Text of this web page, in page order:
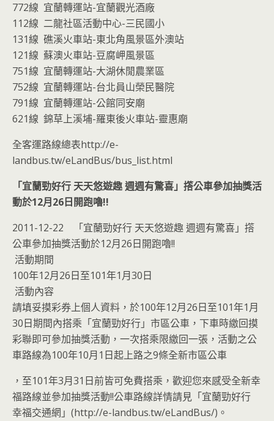
772線 宜蘭轉運站-宜蘭觀光酒廠
112線 二龍社區活動中心-三民國小
131線 礁溪火車站-東北角風景區外澳站
121線 蘇澳火車站-豆腐岬風景區
751線 宜蘭轉運站-大湖休閒農業區
752線 宜蘭轉運站-台北員山榮民醫院
791線 宜蘭轉運站-公館同安廟
621線 錦草上溪埔-羅東後火車站-靈惠廟
全客運路線總表http://e-
landbus.tw/eLandBus/bus_list.html
「宜蘭勁好行 天天悠遊趣 週週有驚喜」撘公車參加抽獎活
動於12月26日開跑嚕!!
2011-12-22 「宜蘭勁好行 天天悠遊趣 週週有驚喜」撘
公車參加抽獎活動於12月26日開跑嚕!!
活動期間
100年12月26日至101年1月30日
活動內容
請填妥摸彩券上個人資料，於100年12月26日至101年1月
30日期間內搭乘「宜蘭勁好行」市區公車，下車時繳回摸
彩聯即可參加抽獎活動，一次搭乘限繳回一張，活動之公
車路線為100年10月1日起上路之9條全新市區公車
，至101年3月31日前皆可免費搭乘，歡迎您來感受全新幸
福路線並參加抽獎活動!!公車路線詳情請見「宜蘭勁好行
幸福交通網」(http://e-landbus.tw/eLandBus/)。